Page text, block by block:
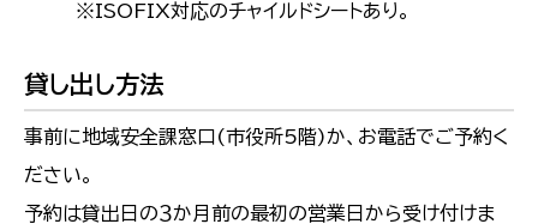
※ISOFIX対応のチャイルドシートあり。
貸し出し方法
事前に地域安全課窓口(市役所5階)か、お電話でご予約く
ださい。
予約は貸出日の３か月前の最初の営業日から受け付けま